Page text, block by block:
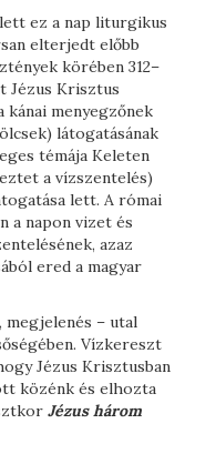
ez a nap liturgikus
elterjedt előbb
körében 312–
Jézus Krisztus
kánai menyegzőnek
látogatásának
témája Keleten
a vízszentelés)
lett. A római
a napon vizet és
azaz
ered a magyar
megjelenés – utal
Vízkereszt
Jézus Krisztusban
közénk és elhozta
Jézus három